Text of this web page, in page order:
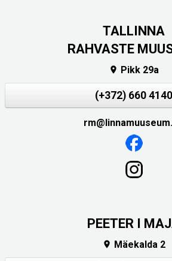
TALLINNA
RAHVASTE
 Pikk 29a
(+372) 660 4140
PEETER I
 Mäekalda 2